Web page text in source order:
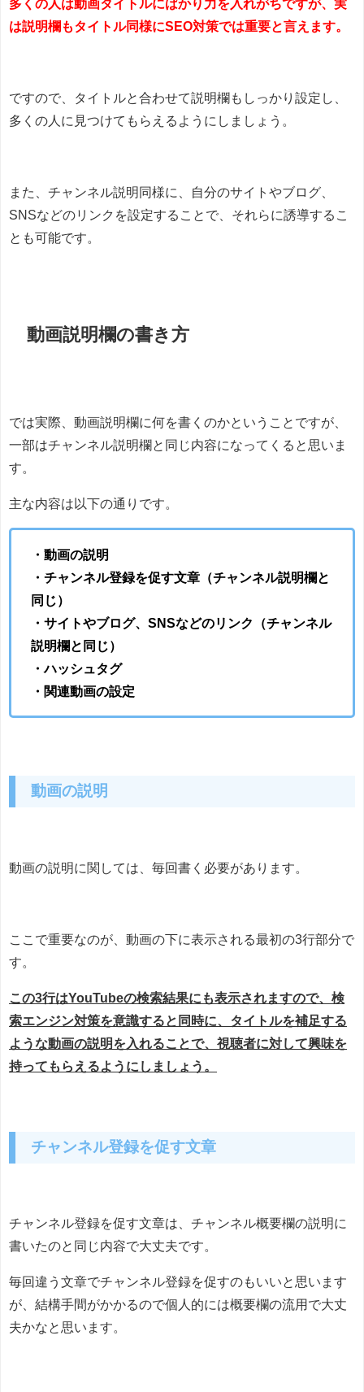
多くの人は動画タイトルにばかり力を入れがちですが、実
は説明欄もタイトル同様にSEO対策では重要と言えます。
ですので、タイトルと合わせて説明欄もしっかり設定し、
多くの人に見つけてもらえるようにしましょう。
また、チャンネル説明同様に、自分のサイトやブログ、
SNSなどのリンクを設定することで、それらに誘導するこ
とも可能です。
動画説明欄の書き方
では実際、動画説明欄に何を書くのかということですが、
一部はチャンネル説明欄と同じ内容になってくると思いま
す。
主な内容は以下の通りです。
・動画の説明
・チャンネル登録を促す文章（チャンネル説明欄と
同じ）
・サイトやブログ、SNSなどのリンク（チャンネル
説明欄と同じ）
・ハッシュタグ
・関連動画の設定
動画の説明
動画の説明に関しては、毎回書く必要があります。
ここで重要なのが、動画の下に表示される最初の3行部分で
す。
この3行はYouTubeの検索結果にも表示されますので、検
索エンジン対策を意識すると同時に、タイトルを補足する
ような動画の説明を入れることで、視聴者に対して興味を
持ってもらえるようにしましょう。
チャンネル登録を促す文章
チャンネル登録を促す文章は、チャンネル概要欄の説明に
書いたのと同じ内容で大丈夫です。
毎回違う文章でチャンネル登録を促すのもいいと思います
が、結構手間がかかるので個人的には概要欄の流用で大丈
夫かなと思います。